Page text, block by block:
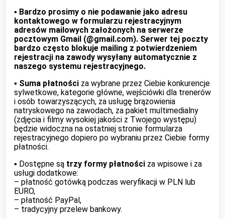
▪︎ Bardzo prosimy o nie podawanie jako adresu
kontaktowego w formularzu rejestracyjnym
adresów mailowych założonych na serwerze
pocztowym Gmail (@gmail.com). Serwer tej poczty
bardzo często blokuje mailing z potwierdzeniem
rejestracji na zawody wysyłany automatycznie z
naszego systemu rejestracyjnego.
▪︎ Suma płatności za wybrane przez Ciebie konkurencje
sylwetkowe, kategorie główne, wejściówki dla trenerów
i osób towarzyszących, za usługę brązowienia
natryskowego na zawodach, za pakiet multimedialny
(zdjęcia i filmy wysokiej jakości z Twojego występu)
będzie widoczna na ostatniej stronie formularza
rejestracyjnego dopiero po wybraniu przez Ciebie formy
płatności.
▪︎ Dostępne są trzy formy płatności za wpisowe i za
usługi dodatkowe:
– płatność gotówką podczas weryfikacji w PLN lub
EURO,
– płatność PayPal,
– tradycyjny przelew bankowy.